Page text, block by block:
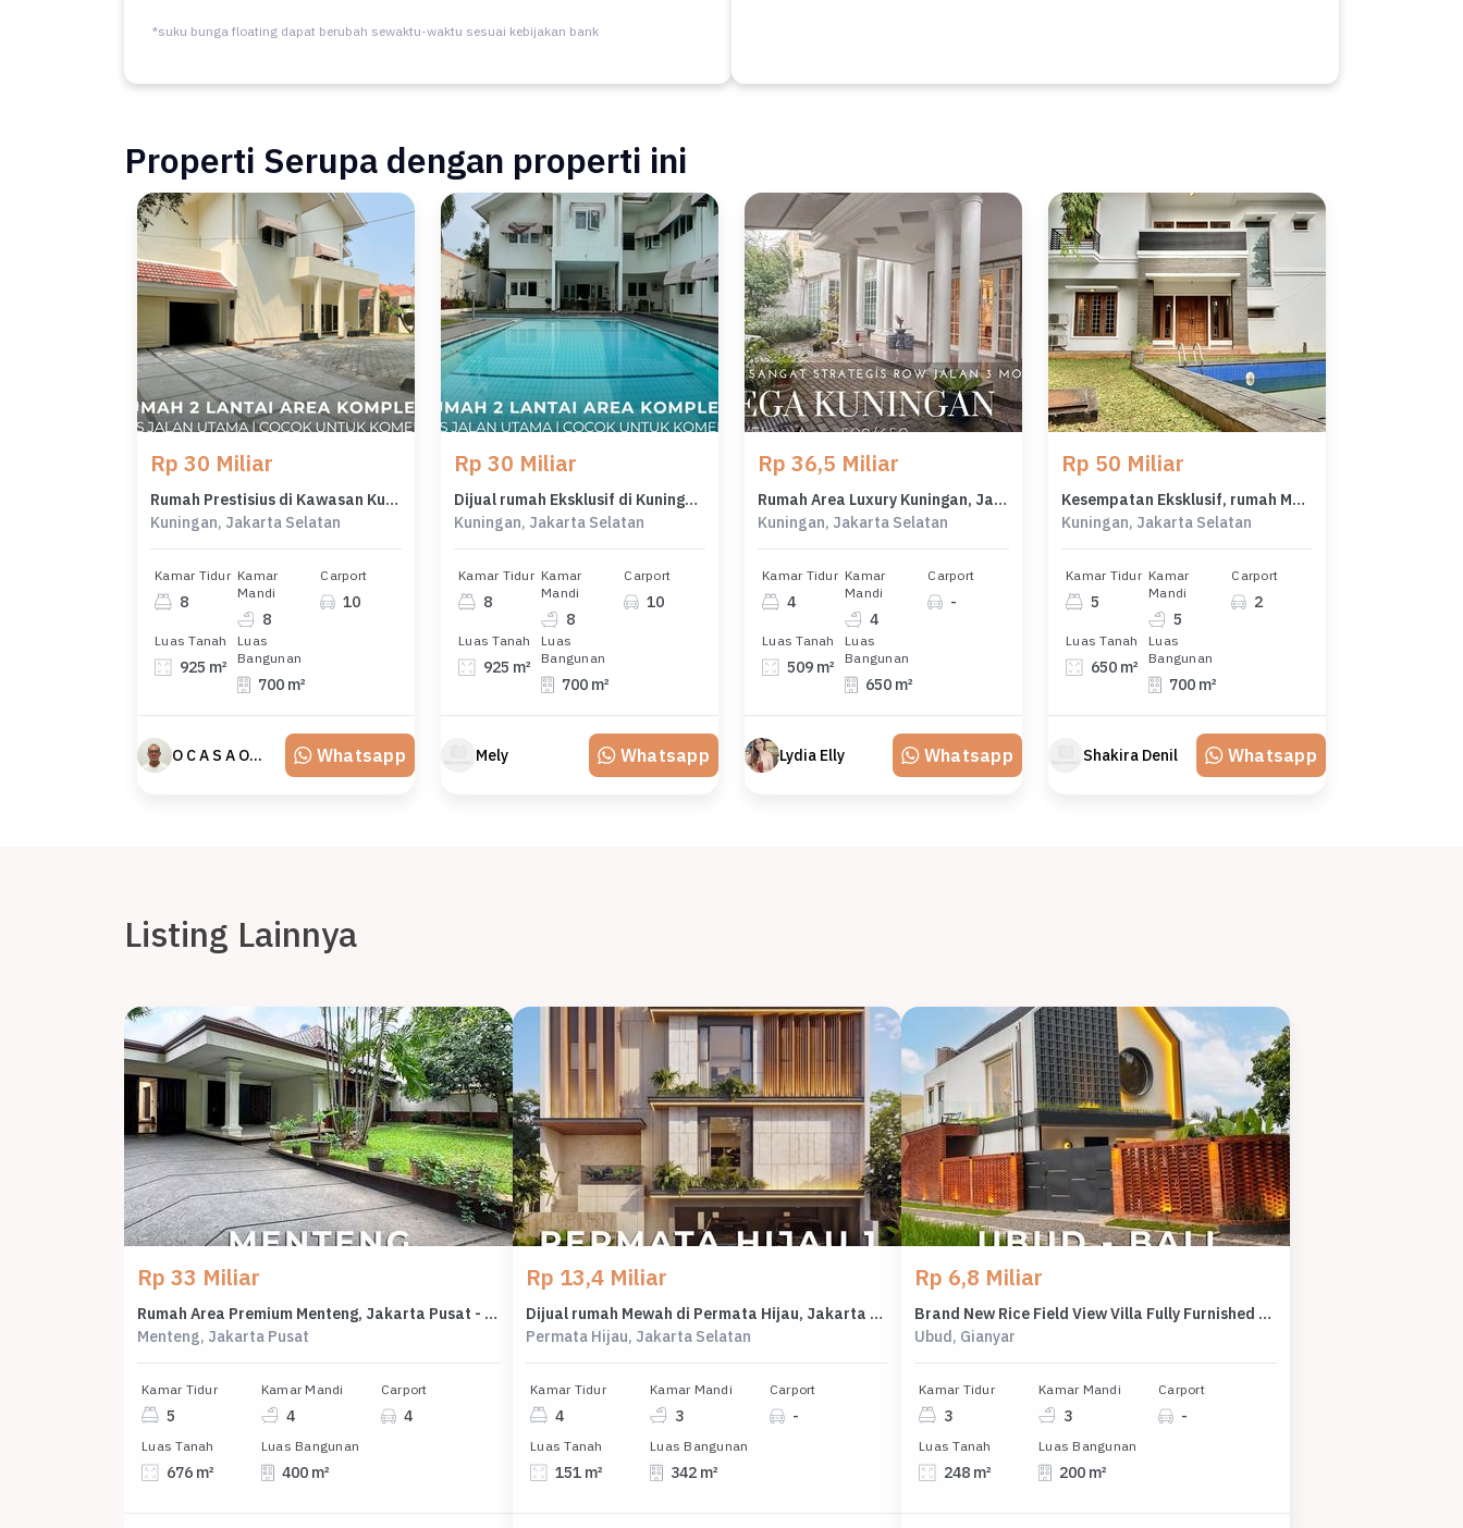
*suku bunga floating dapat berubah sewaktu-waktu sesuai kebijakan bank
Properti Serupa dengan properti ini
Rp 30 Miliar
Rumah Prestisius di Kawasan Kuningan, Jakarta Selatan, LB 700m², Harga 30 Miliar
Kuningan, Jakarta Selatan
Kamar Tidur
8
Kamar
Mandi
8
Carport
10
Luas Tanah
925 m²
Luas
Bangunan
700 m²
O C A S A Official property perfected Whatsapp
Rp 30 Miliar
Dijual rumah Eksklusif di Kuningan, Jakarta Selatan - LT 925m²
Kuningan, Jakarta Selatan
Kamar Tidur
8
Kamar
Mandi
8
Carport
10
Luas Tanah
925 m²
Luas
Bangunan
700 m²
Mely Whatsapp
Rp 36,5 Miliar
Rumah Area Luxury Kuningan, Jakarta Selatan - Harga Terbaik 36,5 Miliar
Kuningan, Jakarta Selatan
Kamar Tidur
4
Kamar
Mandi
4
Carport
-
Luas Tanah
509 m²
Luas
Bangunan
650 m²
Lydia Elly Whatsapp
Rp 50 Miliar
Kesempatan Eksklusif, rumah Mewah di Kuningan, Jakarta Selatan, LB 700m²
Kuningan, Jakarta Selatan
Kamar Tidur
5
Kamar
Mandi
5
Carport
2
Luas Tanah
650 m²
Luas
Bangunan
700 m²
Shakira Denil Whatsapp
Listing Lainnya
Rp 33 Miliar
Rumah Area Premium Menteng, Jakarta Pusat - Harga Terbaik 33 Miliar
Menteng, Jakarta Pusat
Kamar Tidur
5
Kamar Mandi
4
Carport
4
Luas Tanah
676 m²
Luas Bangunan
400 m²
Rp 13,4 Miliar
Dijual rumah Mewah di Permata Hijau, Jakarta Selatan - LT 151m²
Permata Hijau, Jakarta Selatan
Kamar Tidur
4
Kamar Mandi
3
Carport
-
Luas Tanah
151 m²
Luas Bangunan
342 m²
Rp 6,8 Miliar
Brand New Rice Field View Villa Fully Furnished At Ubud Bali
Ubud, Gianyar
Kamar Tidur
3
Kamar Mandi
3
Carport
-
Luas Tanah
248 m²
Luas Bangunan
200 m²